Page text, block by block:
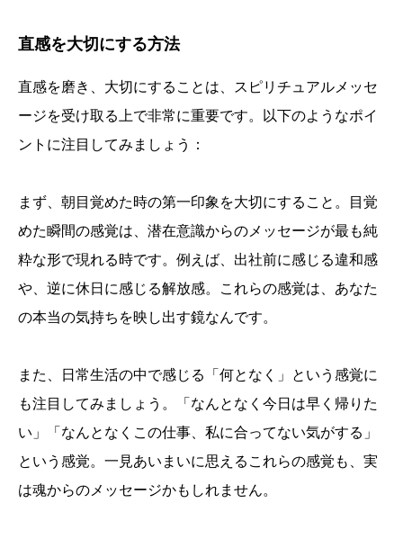
直感を大切にする方法
直感を磨き、大切にすることは、スピリチュアルメッセ
ージを受け取る上で非常に重要です。以下のようなポイ
ントに注目してみましょう：
まず、朝目覚めた時の第一印象を大切にすること。目覚
めた瞬間の感覚は、潜在意識からのメッセージが最も純
粋な形で現れる時です。例えば、出社前に感じる違和感
や、逆に休日に感じる解放感。これらの感覚は、あなた
の本当の気持ちを映し出す鏡なんです。
また、日常生活の中で感じる「何となく」という感覚に
も注目してみましょう。「なんとなく今日は早く帰りた
い」「なんとなくこの仕事、私に合ってない気がする」
という感覚。一見あいまいに思えるこれらの感覚も、実
は魂からのメッセージかもしれません。